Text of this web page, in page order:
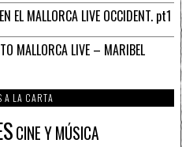
EL MALLORCA LIVE OCCIDENT. pt1
MALLORCA LIVE – MARIBEL
A LA CARTA
CINE Y MÚSICA